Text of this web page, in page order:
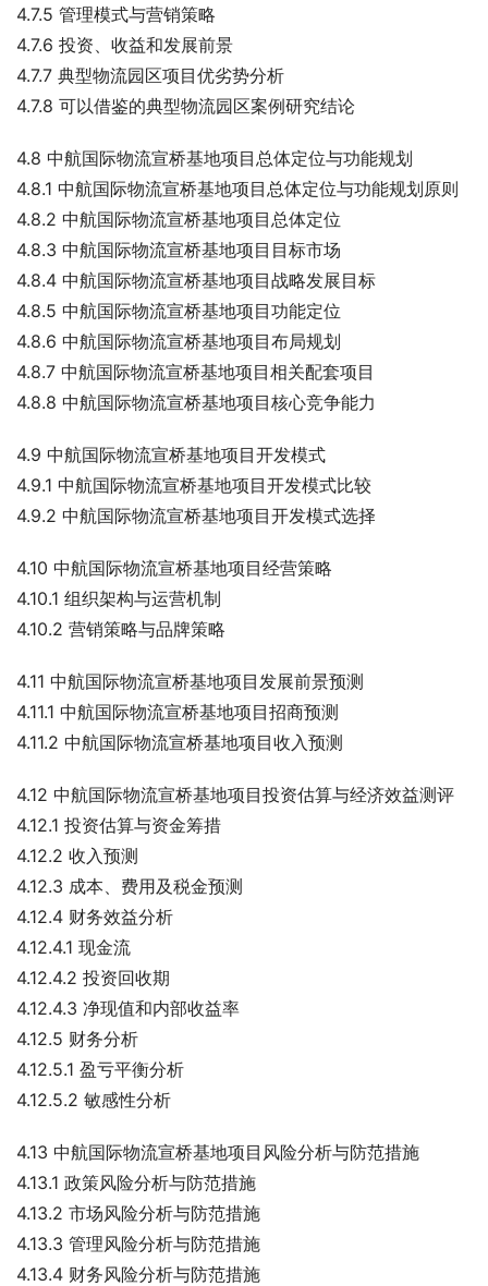
4.7.5 管理模式与营销策略
4.7.6 投资、收益和发展前景
4.7.7 典型物流园区项目优劣势分析
4.7.8 可以借鉴的典型物流园区案例研究结论
4.8 中航国际物流宣桥基地项目总体定位与功能规划
4.8.1 中航国际物流宣桥基地项目总体定位与功能规划原则
4.8.2 中航国际物流宣桥基地项目总体定位
4.8.3 中航国际物流宣桥基地项目目标市场
4.8.4 中航国际物流宣桥基地项目战略发展目标
4.8.5 中航国际物流宣桥基地项目功能定位
4.8.6 中航国际物流宣桥基地项目布局规划
4.8.7 中航国际物流宣桥基地项目相关配套项目
4.8.8 中航国际物流宣桥基地项目核心竞争能力
4.9 中航国际物流宣桥基地项目开发模式
4.9.1 中航国际物流宣桥基地项目开发模式比较
4.9.2 中航国际物流宣桥基地项目开发模式选择
4.10 中航国际物流宣桥基地项目经营策略
4.10.1 组织架构与运营机制
4.10.2 营销策略与品牌策略
4.11 中航国际物流宣桥基地项目发展前景预测
4.11.1 中航国际物流宣桥基地项目招商预测
4.11.2 中航国际物流宣桥基地项目收入预测
4.12 中航国际物流宣桥基地项目投资估算与经济效益测评
4.12.1 投资估算与资金筹措
4.12.2 收入预测
4.12.3 成本、费用及税金预测
4.12.4 财务效益分析
4.12.4.1 现金流
4.12.4.2 投资回收期
4.12.4.3 净现值和内部收益率
4.12.5 财务分析
4.12.5.1 盈亏平衡分析
4.12.5.2 敏感性分析
4.13 中航国际物流宣桥基地项目风险分析与防范措施
4.13.1 政策风险分析与防范措施
4.13.2 市场风险分析与防范措施
4.13.3 管理风险分析与防范措施
4.13.4 财务风险分析与防范措施